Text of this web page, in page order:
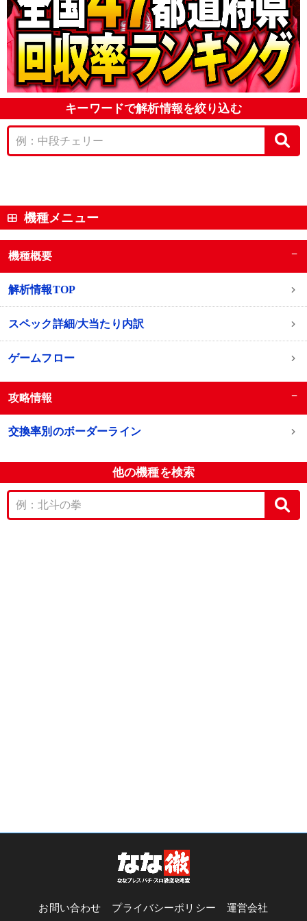
キーワードで解析情報を絞り込む
機種メニュー
機種概要 −
解析情報TOP
スペック詳細/大当たり内訳
ゲームフロー
攻略情報 −
交換率別のボーダーライン
他の機種を検索
お問い合わせ プライバシーポリシー 運営会社